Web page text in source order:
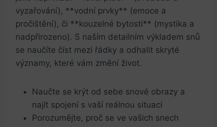
vyzařování), **vodní prvky** (emoce a
pročištění), či **kouzelné bytosti** (mystika a
nadpřirozeno). S naším detailním výkladem snů
se naučíte číst mezi řádky a odhalit skryté
významy, které vám změní život.
Naučte se krýt od sebe snové obrazy a
najít spojení s vaší reálnou situací
Porozumějte, proč se ve vašich snech